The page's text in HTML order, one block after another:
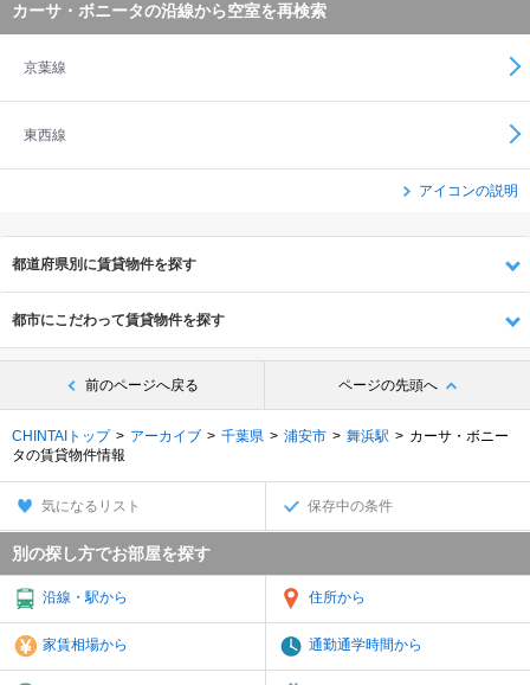
カーサ・ボニータの沿線から空室を再検索
京葉線
東西線
アイコンの説明
都道府県別に賃貸物件を探す
都市にこだわって賃貸物件を探す
前のページへ戻る ページの先頭へ
CHINTAIトップ アーカイブ 千葉県 浦安市 舞浜駅
カーサ・ボニー
タの賃貸物件情報
気になるリスト 保存中の条件
別の探し方でお部屋を探す
沿線・駅から 住所から
家賃相場から 通勤通学時間から